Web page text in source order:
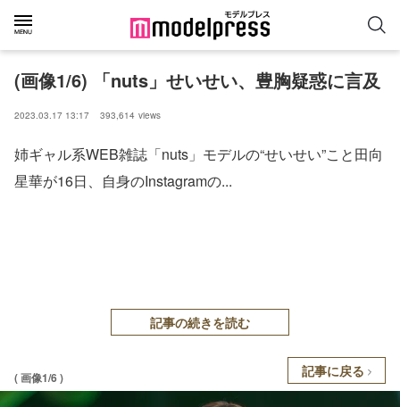
(画像1/6) 「nuts」せいせい、豊胸疑惑に言及
2023.03.17 13:17 393,614 views
姉ギャル系WEB雑誌「nuts」モデルの“せいせい”こと田向
星華が16日、自身のInstagramの...
記事の続きを読む
( 画像1/6 ) 記事に戻る